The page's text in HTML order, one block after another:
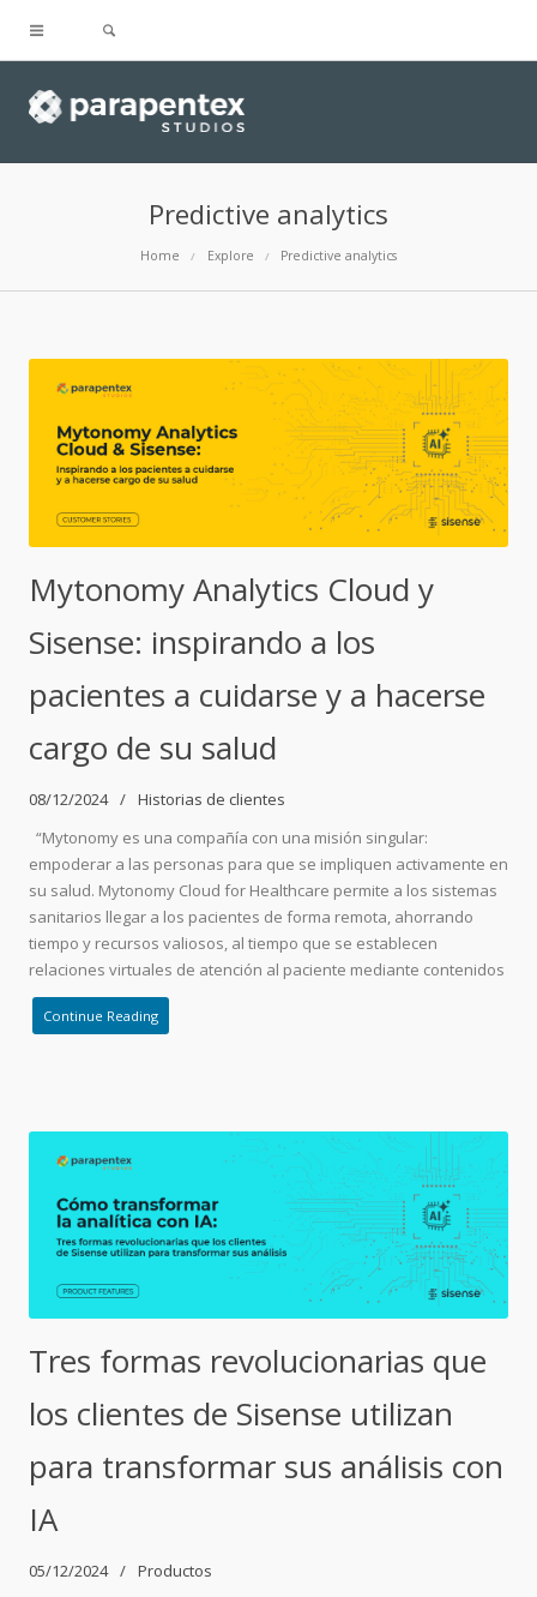
Predictive analytics
Home Explore Predictive analytics
Mytonomy Analytics Cloud y
Sisense: inspirando a los
pacientes a cuidarse y a hacerse
cargo de su salud
08/12/2024
Historias de clientes
“Mytonomy es una compañía con una misión singular:
empoderar a las personas para que se impliquen activamente en
su salud. Mytonomy Cloud for Healthcare permite a los sistemas
sanitarios llegar a los pacientes de forma remota, ahorrando
tiempo y recursos valiosos, al tiempo que se establecen
relaciones virtuales de atención al paciente mediante contenidos
Continue Reading
Tres formas revolucionarias que
los clientes de Sisense utilizan
para transformar sus análisis con
IA
05/12/2024
Productos